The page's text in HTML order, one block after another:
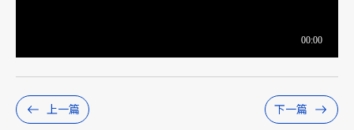
上一篇 下一篇